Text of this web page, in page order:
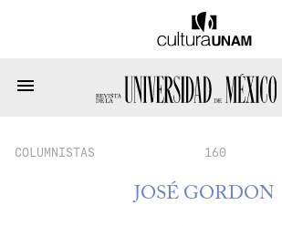
COLUMNISTAS 160
JOSÉ GORDON